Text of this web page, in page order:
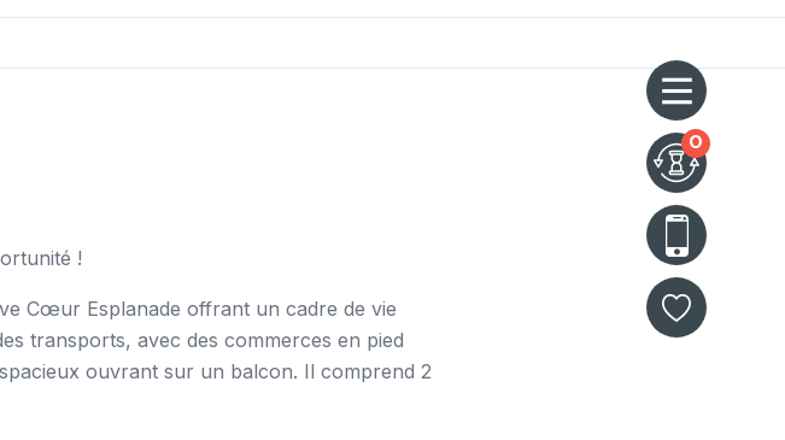
0
!
Cœur Esplanade offrant un cadre de vie
transports, avec des commerces en pied
ouvrant sur un balcon. Il comprend 2